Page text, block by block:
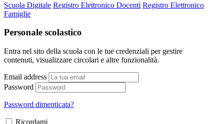
Scuola Digitale Registro Elettronico Docenti Registro Elettronico
Famiglie
Personale scolastico
Entra nel sito della scuola con le tue credenziali per gestire
contenuti, visualizzare circolari e altre funzionalità.
Email address
Password
Password dimenticata?
Ricordami